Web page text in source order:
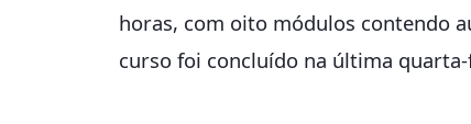
horas, com oito módulos contendo
curso foi concluído na última